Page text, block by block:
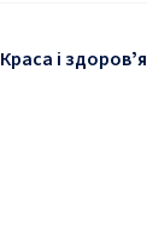
Краса і здоровʼя